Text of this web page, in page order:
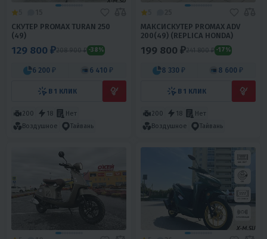
СКУТЕР PROMAX TURAN 250
(49)
129 800 ₽208 900 ₽ -38%
6 200 ₽ 6 410 ₽
В 1 КЛИК
200 18
Нет
Воздушное
Тайвань
МАКСИСКУТЕР PROMAX ADV
200(49) (REPLICA HONDA)
199 800 ₽241 800 ₽ -17%
8 330 ₽ 8 600 ₽
В 1 КЛИК
200 18
Нет
Воздушное
Тайвань